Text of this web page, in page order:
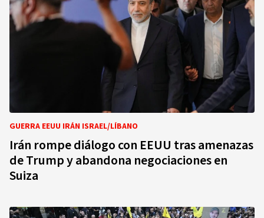
GUERRA EEUU IRÁN ISRAEL/LÍBANO
Irán rompe diálogo con EEUU tras amenazas
de Trump y abandona negociaciones en
Suiza